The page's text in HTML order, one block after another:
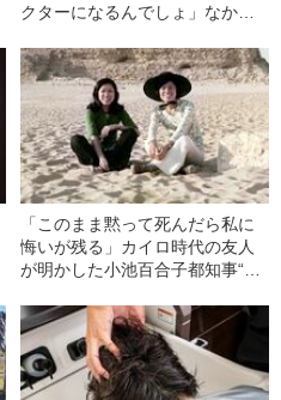
クターになるんでしょ」なかや
年間“筋肉芸”を続けたワケ〈吉本
から独立〉
「このまま黙って死んだら私に
悔いが残る」カイロ時代の友人
が明かした小池百合子都知事“疑